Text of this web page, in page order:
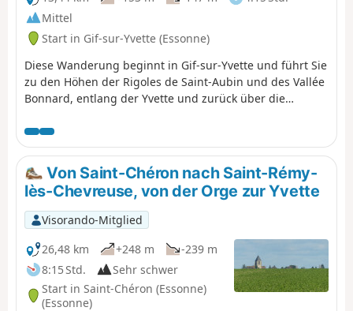
Mittel
Start in Gif-sur-Yvette (Essonne)
Diese Wanderung beginnt in Gif-sur-Yvette und führt Sie
zu den Höhen der Rigoles de Saint-Aubin und des Vallée
Bonnard, entlang der Yvette und zurück über die
Communale de Saint-Aubin und das Bassin de
Coupières.
Von Saint-Chéron nach Saint-Rémy-
lès-Chevreuse, von der Orge zur Yvette
Visorando-Mitglied
26,48 km
+248 m
-239 m
8:15 Std.
Sehr schwer
Start in Saint-Chéron (Essonne)
(Essonne)